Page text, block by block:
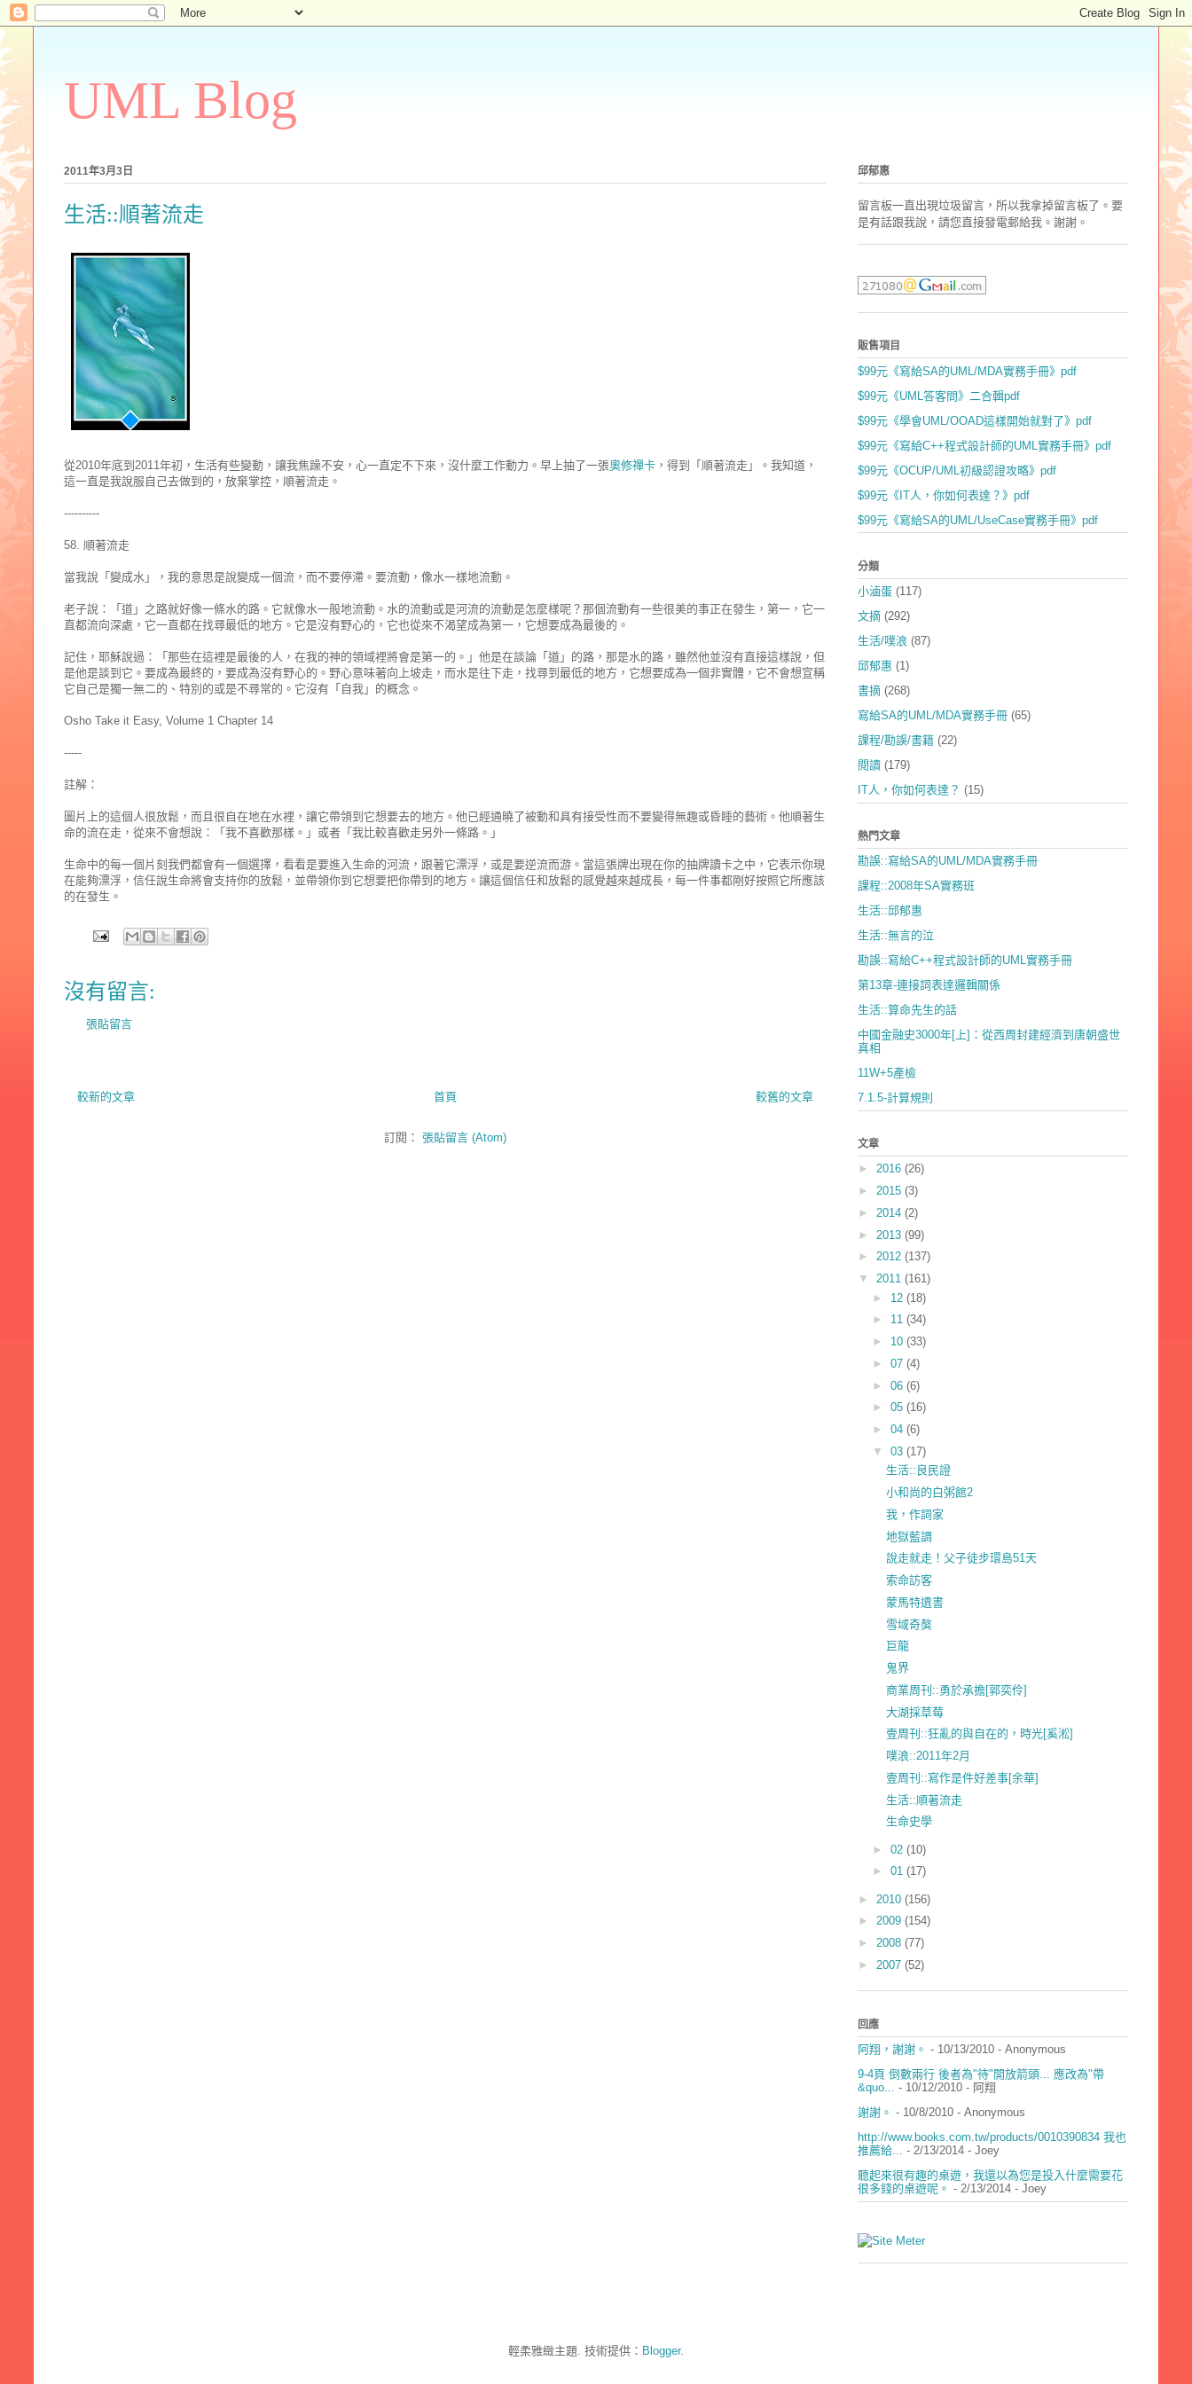
UML Blog
2011年3月3日
生活::順著流走
從2010年底到2011年初，生活有些變動，讓我焦躁不安，心一直定不下來，沒什麼工作動力。早上抽了一張奧修禪卡 ，得到「順著流走」。我知道，
這一直是我說服自己去做到的，放棄掌控，順著流走。
----------
58. 順著流走
當我說「變成水」，我的意思是說變成一個流，而不要停滯。要流動，像水一樣地流動。
老子說：「道」之路就好像一條水的路。它就像水一般地流動。水的流動或是河流的流動是怎麼樣呢？那個流動有一些很美的事正在發生，第一，它一
直都流向深處，它一直都在找尋最低的地方。它是沒有野心的，它也從來不渴望成為第一，它想要成為最後的。
記住，耶穌說過：「那些在這裡是最後的人，在我的神的領域裡將會是第一的。」他是在談論「道」的路，那是水的路，雖然他並沒有直接這樣說，但
是他是談到它。要成為最終的，要成為沒有野心的。野心意味著向上坡走，而水是往下走，找尋到最低的地方，它想要成為一個非實體，它不會想宣稱
它自己是獨一無二的、特別的或是不尋常的。它沒有「自我」的概念。
Osho Take it Easy, Volume 1 Chapter 14
-----
註解：
圖片上的這個人很放鬆，而且很自在地在水裡，讓它帶領到它想要去的地方。他已經通曉了被動和具有接受性而不要變得無趣或昏睡的藝術。他順著生
命的流在走，從來不會想說：「我不喜歡那樣。」或者「我比較喜歡走另外一條路。」
生命中的每一個片刻我們都會有一個選擇，看看是要進入生命的河流，跟著它漂浮，或是要逆流而游。當這張牌出現在你的抽牌讀卡之中，它表示你現
在能夠漂浮，信任說生命將會支持你的放鬆，並帶領你到它想要把你帶到的地方。讓這個信任和放鬆的感覺越來越成長，每一件事都剛好按照它所應該
的在發生。
沒有留言:
張貼留言
較新的文章 較舊的文章
首頁
訂閱： 張貼留言 (Atom)
邱郁惠
留言板一直出現垃圾留言，所以我拿掉留言板了。要
是有話跟我說，請您直接發電郵給我。謝謝。
販售項目
$99元《寫給SA的UML/MDA實務手冊》pdf
$99元《UML答客問》二合輯pdf
$99元《學會UML/OOAD這樣開始就對了》pdf
$99元《寫給C++程式設計師的UML實務手冊》pdf
$99元《OCUP/UML初級認證攻略》pdf
$99元《IT人，你如何表達？》pdf
$99元《寫給SA的UML/UseCase實務手冊》pdf
分類
小滷蛋 (117)
文摘 (292)
生活/噗浪 (87)
邱郁惠 (1)
書摘 (268)
寫給SA的UML/MDA實務手冊 (65)
課程/勘誤/書籍 (22)
閱讀 (179)
IT人，你如何表達？ (15)
熱門文章
勘誤::寫給SA的UML/MDA實務手冊
課程::2008年SA實務班
生活::邱郁惠
生活::無言的泣
勘誤::寫給C++程式設計師的UML實務手冊
第13章-連接詞表達邏輯關係
生活::算命先生的話
中國金融史3000年[上]：從西周封建經濟到唐朝盛世
真相
11W+5產檢
7.1.5-計算規則
文章
► 2016 (26)
► 2015 (3)
► 2014 (2)
► 2013 (99)
► 2012 (137)
▼ 2011 (161)
► 12 (18)
► 11 (34)
► 10 (33)
► 07 (4)
► 06 (6)
► 05 (16)
► 04 (6)
▼ 03 (17)
生活::良民證
小和尚的白粥館2
我，作詞家
地獄藍調
說走就走！父子徒步環島51天
索命訪客
蒙馬特遺書
雪域奇獒
巨龍
鬼界
商業周刊::勇於承擔[郭奕伶]
大湖採草莓
壹周刊::狂亂的與自在的，時光[奚淞]
噗浪::2011年2月
壹周刊::寫作是件好差事[余華]
生活::順著流走
生命史學
► 02 (10)
► 01 (17)
► 2010 (156)
► 2009 (154)
► 2008 (77)
► 2007 (52)
回應
阿翔，謝謝。 - 10/13/2010 - Anonymous
9-4頁 倒數兩行 後者為"待"開放箭頭... 應改為"帶
&quo... - 10/12/2010 - 阿翔
謝謝。 - 10/8/2010 - Anonymous
http://www.books.com.tw/products/0010390834 我也
推薦給... - 2/13/2014 - Joey
聽起來很有趣的桌遊，我還以為您是投入什麼需要花
很多錢的桌遊呢。 - 2/13/2014 - Joey
輕柔雅緻主題. 技術提供： Blogger.